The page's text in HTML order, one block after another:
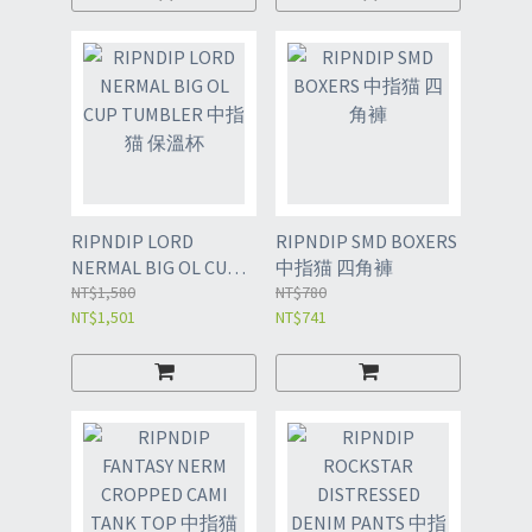
RIPNDIP LORD
NERMAL BIG OL CUP
TUMBLER 中指猫 保溫
杯
NT$1,580
NT$1,501
RIPNDIP SMD BOXERS
中指猫 四角褲
NT$780
NT$741